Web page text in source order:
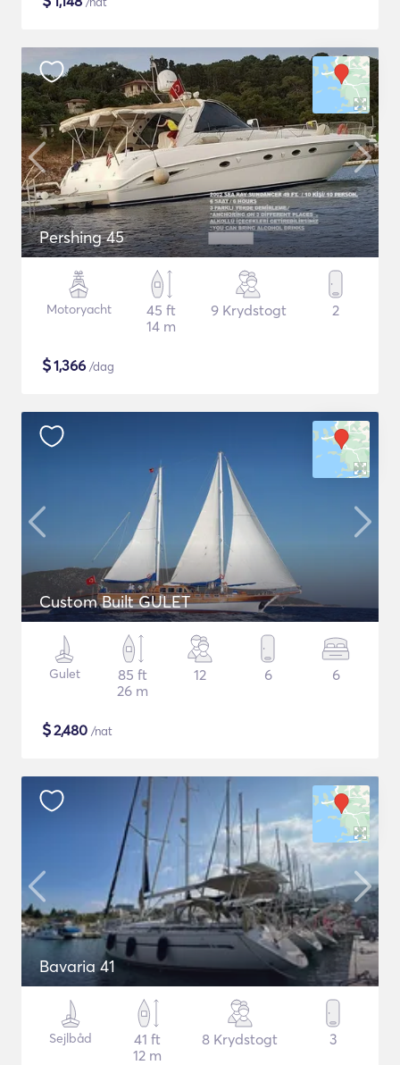
Pershing 45
Motoryacht
45 ft
14 m
9 Krydstogt 2
$1,366 /dag
Custom Built GULET
Gulet
85 ft
26 m
12 6 6
$2,480 /nat
Bavaria 41
Sejlbåd
41 ft
12 m
8 Krydstogt 3